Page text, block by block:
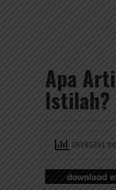
Apa
Istilah?
28185291